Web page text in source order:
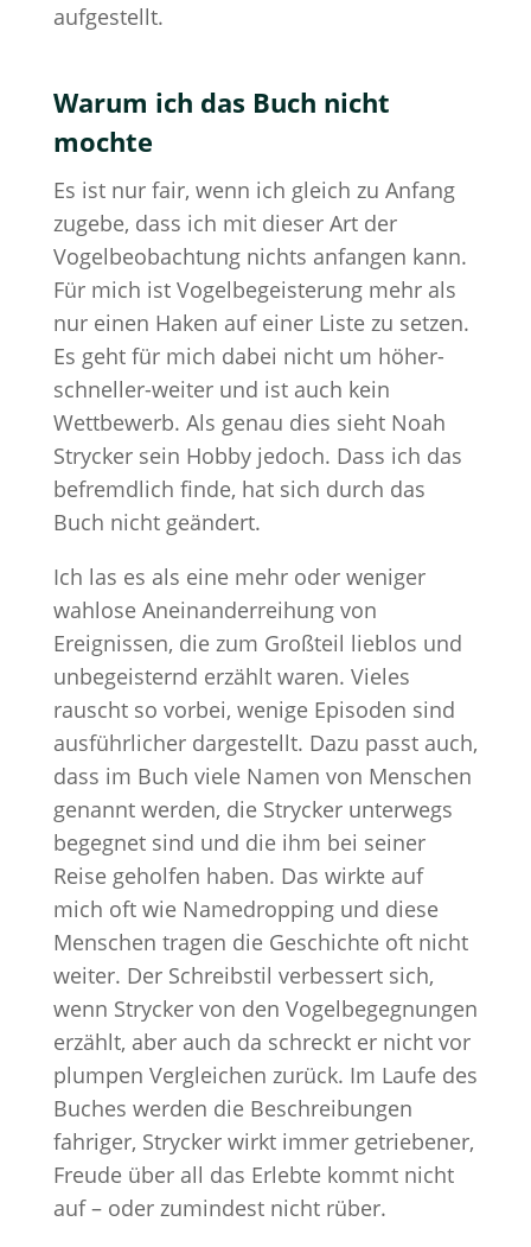
aufgestellt.
Warum ich das Buch nicht
mochte
Es ist nur fair, wenn ich gleich zu Anfang
zugebe, dass ich mit dieser Art der
Vogelbeobachtung nichts anfangen kann.
Für mich ist Vogelbegeisterung mehr als
nur einen Haken auf einer Liste zu setzen.
Es geht für mich dabei nicht um höher-
schneller-weiter und ist auch kein
Wettbewerb. Als genau dies sieht Noah
Strycker sein Hobby jedoch. Dass ich das
befremdlich finde, hat sich durch das
Buch nicht geändert.
Ich las es als eine mehr oder weniger
wahlose Aneinanderreihung von
Ereignissen, die zum Großteil lieblos und
unbegeisternd erzählt waren. Vieles
rauscht so vorbei, wenige Episoden sind
ausführlicher dargestellt. Dazu passt auch,
dass im Buch viele Namen von Menschen
genannt werden, die Strycker unterwegs
begegnet sind und die ihm bei seiner
Reise geholfen haben. Das wirkte auf
mich oft wie Namedropping und diese
Menschen tragen die Geschichte oft nicht
weiter. Der Schreibstil verbessert sich,
wenn Strycker von den Vogelbegegnungen
erzählt, aber auch da schreckt er nicht vor
plumpen Vergleichen zurück. Im Laufe des
Buches werden die Beschreibungen
fahriger, Strycker wirkt immer getriebener,
Freude über all das Erlebte kommt nicht
auf – oder zumindest nicht rüber.